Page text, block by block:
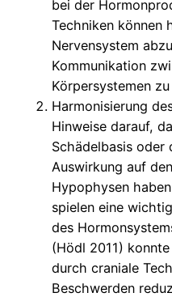
bei der
Techniken können
Nervensystem
Kommunikation
Körpersystemen
Harmonisierung
Hinweise darauf,
Schädelbasis oder
Auswirkung auf
Hypophysen
spielen eine
des
(Hödl 2011)
durch craniale
Beschwerden